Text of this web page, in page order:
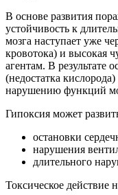
В основе развития
устойчивость к
мозга наступает уже
кровотока) и высокая
агентам. В результате
(недостатка
нарушению функций
Гипоксия может
остановки
нарушения
длительного
Токсическое действие